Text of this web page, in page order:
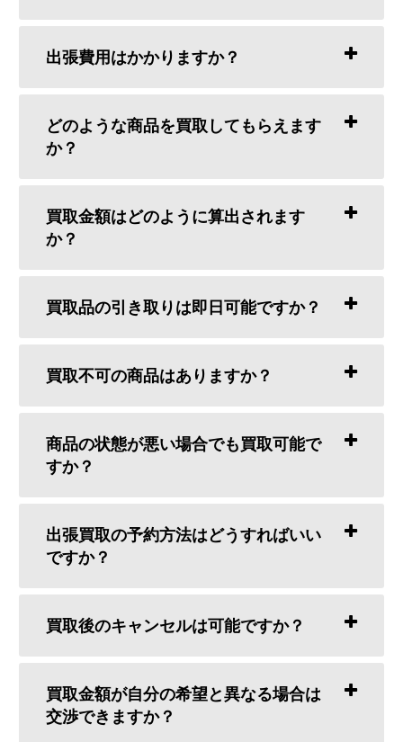
出張費用はかかりますか？
どのような商品を買取してもらえます
か？
買取金額はどのように算出されます
か？
買取品の引き取りは即日可能ですか？
買取不可の商品はありますか？
商品の状態が悪い場合でも買取可能で
すか？
出張買取の予約方法はどうすればいい
ですか？
買取後のキャンセルは可能ですか？
買取金額が自分の希望と異なる場合は
交渉できますか？